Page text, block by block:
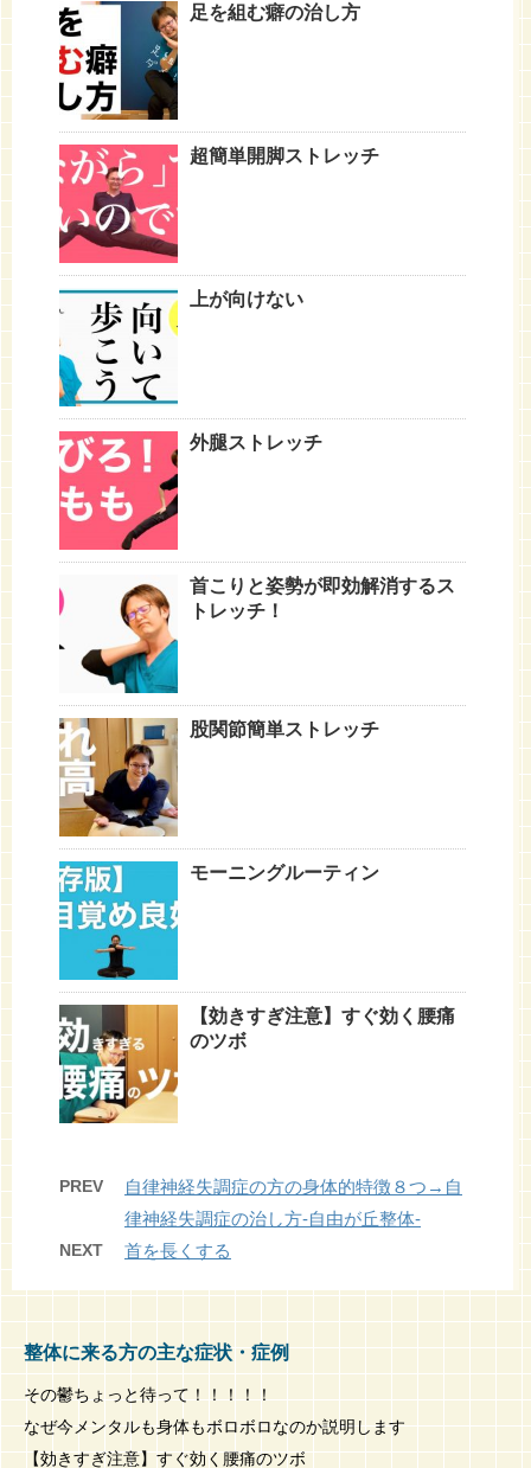
足を組む癖の治し方
超簡単開脚ストレッチ
上が向けない
外腿ストレッチ
首こりと姿勢が即効解消するス
トレッチ！
股関節簡単ストレッチ
モーニングルーティン
【効きすぎ注意】すぐ効く腰痛
のツボ
PREV
自律神経失調症の方の身体的特徴８つ→自
律神経失調症の治し方-自由が丘整体-
NEXT 首を長くする
整体に来る方の主な症状・症例
その鬱ちょっと待って！！！！！
なぜ今メンタルも身体もボロボロなのか説明します
【効きすぎ注意】すぐ効く腰痛のツボ